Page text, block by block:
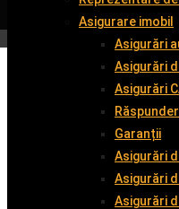
Asigurare imobil
Asigurări
Asigurări
Asigurări
Garanții
Asigurări
Asigurări
Asigurări